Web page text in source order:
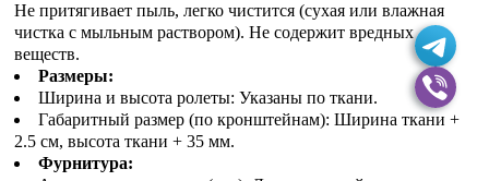
Не притягивает пыль, легко чистится (сухая или влажная
чистка с мыльным раствором). Не содержит вредных
веществ.
Размеры:
Ширина и высота ролеты: Указаны по ткани.
Габаритный размер (по кронштейнам): Ширина ткани +
2.5 см, высота ткани + 35 мм.
Фурнитура: